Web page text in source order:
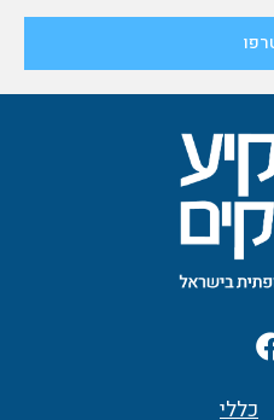
F
a
כללי